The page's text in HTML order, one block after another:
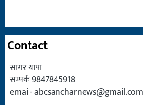
Contact
सागर थापा
सम्पर्क 9847845918
email-abcsancharnews@gmail.com